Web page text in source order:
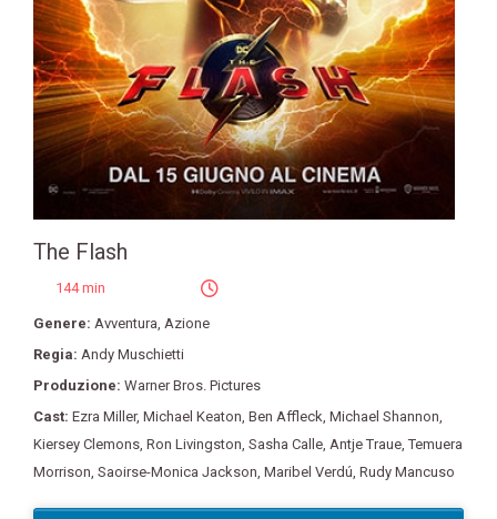
The Flash
144 min
Genere: Avventura Azione
Regia: Andy Muschietti
Produzione: Warner Bros. Pictures
Cast: Ezra Miller, Michael Keaton Ben Affleck Michael Shannon
Kiersey Clemons Ron Livingston Sasha Calle Antje Traue ,Temuera
Morrison Saoirse-Monica Jackson Maribel Verdú Rudy Mancuso